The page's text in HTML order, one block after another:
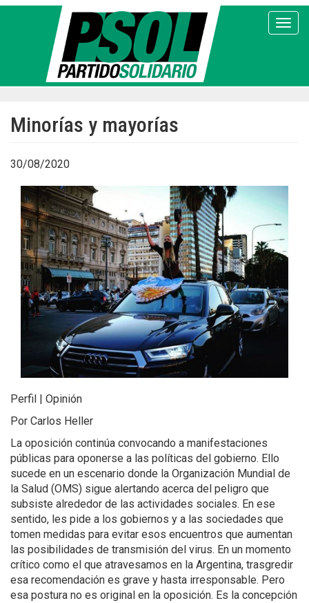
Pasar
Minorías y mayorías
30/08/2020
Perfil | Opinión
Por Carlos Heller
La oposición continúa convocando a manifestaciones
públicas para oponerse a las políticas del gobierno. Ello
sucede en un escenario donde la Organización Mundial de
la Salud (OMS) sigue alertando acerca del peligro que
subsiste alrededor de las actividades sociales. En ese
sentido, les pide a los gobiernos y a las sociedades que
tomen medidas para evitar esos encuentros que aumentan
las posibilidades de transmisión del virus. En un momento
crítico como el que atravesamos en la Argentina, trasgredir
esa recomendación es grave y hasta irresponsable. Pero
esa postura no es original en la oposición. Es la concepción